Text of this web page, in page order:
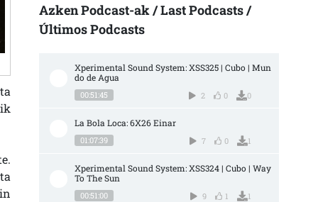
Azken Podcast-ak / Last Podcasts /
Últimos Podcasts
Xperimental Sound System: XSS325 | Cubo | Mun
do de Agua
00:51:45 2 0 0
La Bola Loca: 6X26 Einar
01:07:39 7 0 1
Xperimental Sound System: XSS324 | Cubo | Way
To The Sun
00:51:00 9 1 1